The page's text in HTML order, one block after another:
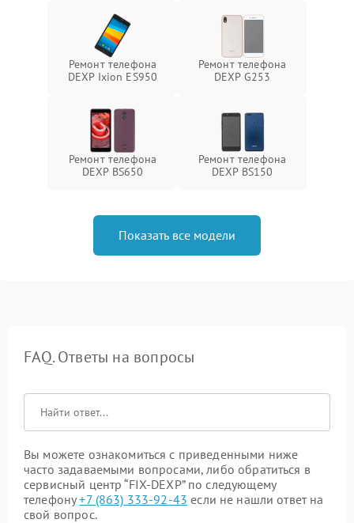
Ремонт телефона
DEXP Ixion ES950
Ремонт телефона
DEXP G253
Ремонт телефона
DEXP BS650
Ремонт телефона
DEXP BS150
Показать все модели
FAQ. Ответы на вопросы
Вы можете ознакомиться с приведенными ниже
часто задаваемыми вопросами, либо обратиться в
сервисный центр “FIX-DEXP” по следующему
телефону+7 (863) 333-92-43 если не нашли ответ на
свой вопрос.